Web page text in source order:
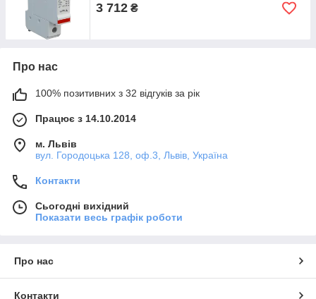
3 712 ₴
Про нас
100% позитивних з 32 відгуків за рік
Працює з 14.10.2014
м. Львів
вул. Городоцька 128, оф.3, Львів, Україна
Контакти
Сьогодні вихідний
Показати весь графік роботи
Про нас
Контакти